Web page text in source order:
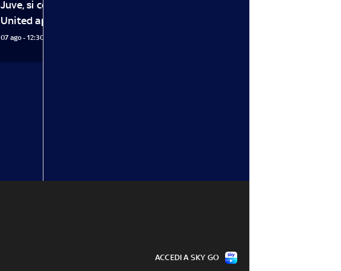
Juve, si continua per Zirkzee: Man
United aperto al prestito
07 ago - 12:30
ACCEDI A SKY GO